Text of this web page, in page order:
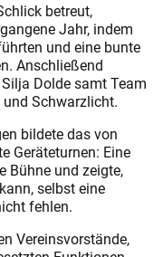
betreut,
Jahr, indem
und eine bunte
Anschließend
Dolde samt Team
Schwarzlicht.
bildete das von
Geräteturnen: Eine
Bühne und zeigte,
selbst eine
fehlen.
Vereinsvorstände,